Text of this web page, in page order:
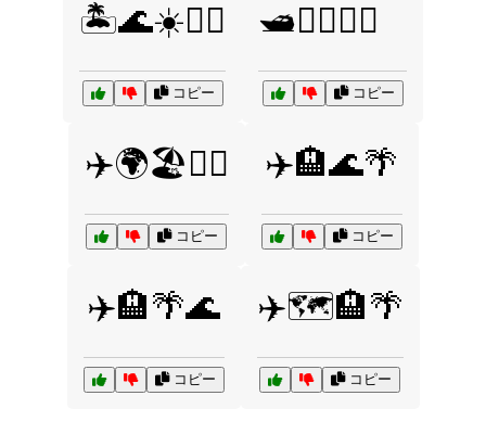
🏝️🌊☀️🏄‍♂️
コピー
🛥️🏄‍♂️🌴🍹
コピー
✈️🌍🏖️🏄‍♀️
コピー
✈️🏨🌊🌴
コピー
✈️🏨🌴🌊
コピー
✈️🗺️🏨🌴
コピー